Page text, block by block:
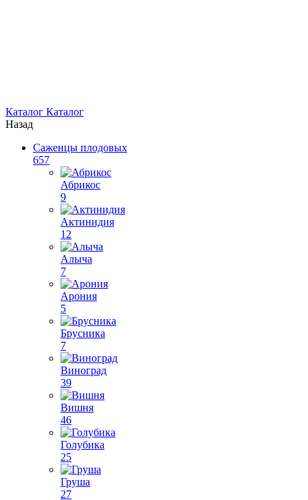
Каталог Каталог
Назад
Саженцы плодовых
657
Абрикос
9
Актинидия
12
Алыча
7
Арония
5
Брусника
7
Виноград
39
Вишня
46
Голубика
25
Груша
27